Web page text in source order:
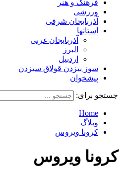
فرهنگ و هنر
ورزشی
آذربایجان شرقی
استانها
آذربایجان غربی
البرز
اردبیل
سوز بیزدن قولاق سیزدن
پیشخوان
جستجو برای:
Home
وبلاگ
کرونا ویروس
کرونا ویروس